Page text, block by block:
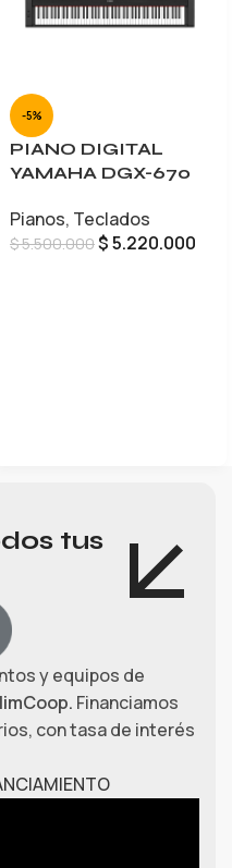
-5%
PIANO DIGITAL
YAMAHA DGX-670
Pianos, Teclados
$5.500.000$5.220.000
tus
y equipos de
Financiamos
con tasa de interés